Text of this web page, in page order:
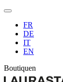
FR
DE
IT
EN
Boutiquen